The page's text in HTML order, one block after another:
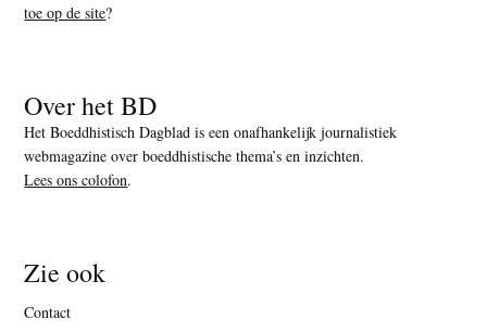
toe op de site?
Over het BD
Het Boeddhistisch Dagblad is een onafhankelijk journalistiek
webmagazine over boeddhistische thema’s en inzichten.
Lees ons colofon.
Zie ook
Contact